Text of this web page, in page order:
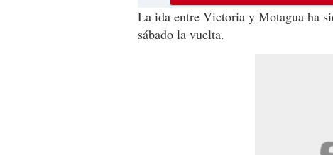
La ida entre Victoria y Motagua ha
sábado la vuelta.